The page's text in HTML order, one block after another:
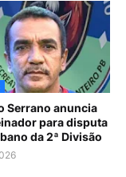
Serrano anuncia
para disputa
da 2ª Divisão